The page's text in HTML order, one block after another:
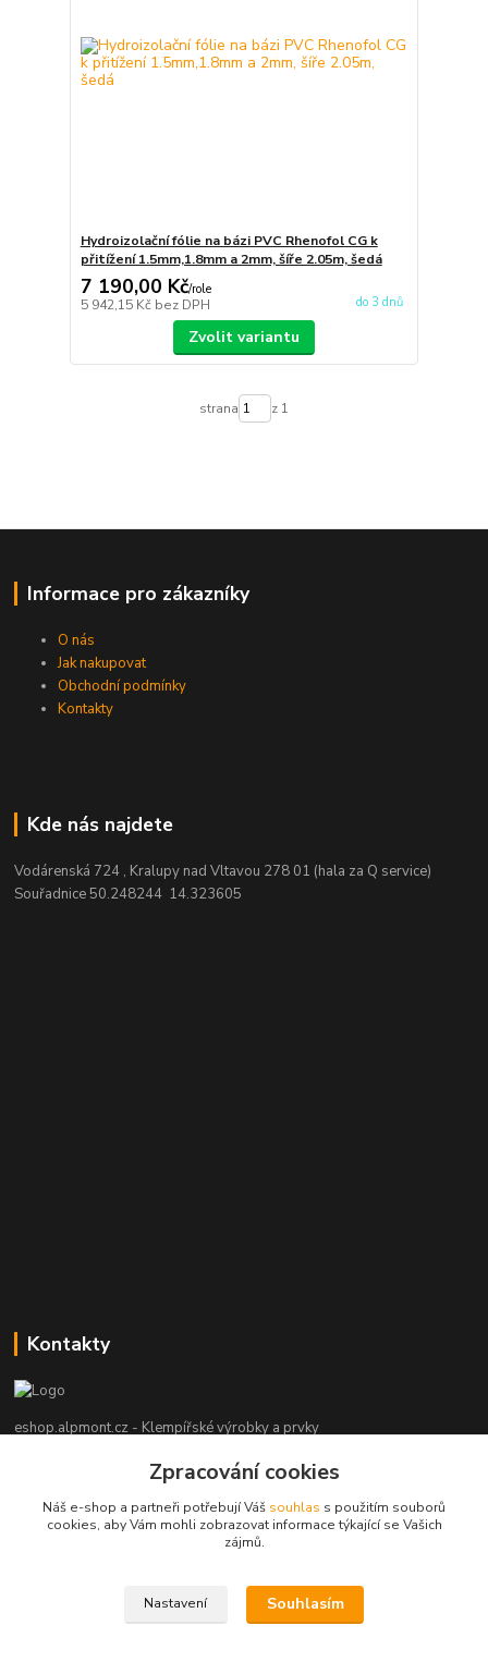
Hydroizolační fólie na bázi PVC Rhenofol CG k
přitížení 1.5mm,1.8mm a 2mm, šíře 2.05m, šedá
7 190,00 Kč/role
5 942,15 Kč bez DPH do 3 dnů
Zvolit variantu
strana z 1
Informace pro zákazníky
O nás
Jak nakupovat
Obchodní podmínky
Kontakty
Kde nás najdete
Vodárenská 724 , Kralupy nad Vltavou 278 01 (hala za Q service)
Souřadnice 50.248244 14.323605
Kontakty
eshop.alpmont.cz - Klempířské výrobky a prvky
+420 604 162 101
(Po-Pá, 8-18 hod. So, 9-15 hod. Ne, po domluvě)
Zpracování cookies
Náš e-shop a partneři potřebují Váš souhlas s použitím souborů
cookies, aby Vám mohli zobrazovat informace týkající se Vašich
zájmů.
Nastavení Souhlasím